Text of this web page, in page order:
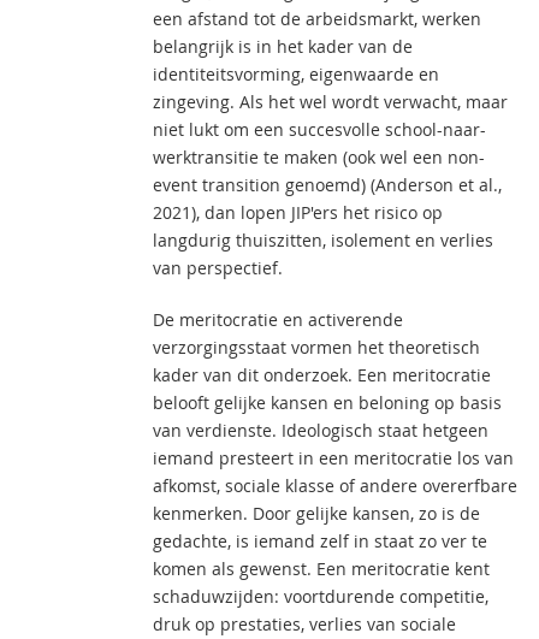
een afstand tot de arbeidsmarkt, werken
belangrijk is in het kader van de
identiteitsvorming, eigenwaarde en
zingeving. Als het wel wordt verwacht, maar
niet lukt om een succesvolle school-naar-
werktransitie te maken (ook wel een non-
event transition genoemd) (Anderson et al.,
2021), dan lopen JIP'ers het risico op
langdurig thuiszitten, isolement en verlies
van perspectief.
De meritocratie en activerende
verzorgingsstaat vormen het theoretisch
kader van dit onderzoek. Een meritocratie
belooft gelijke kansen en beloning op basis
van verdienste. Ideologisch staat hetgeen
iemand presteert in een meritocratie los van
afkomst, sociale klasse of andere overerfbare
kenmerken. Door gelijke kansen, zo is de
gedachte, is iemand zelf in staat zo ver te
komen als gewenst. Een meritocratie kent
schaduwzijden: voortdurende competitie,
druk op prestaties, verlies van sociale